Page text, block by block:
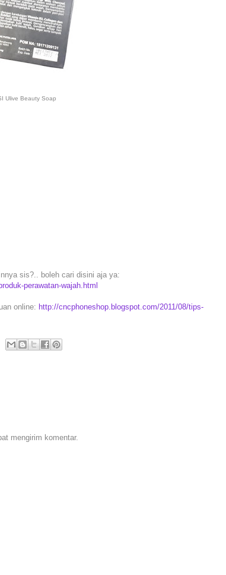
Ulive Beauty Soap
sis?.. boleh cari disini aja ya:
perawatan-wajah.html
online: http://cncphoneshop.blogspot.com/2011/08/tips-
mengirim komentar.